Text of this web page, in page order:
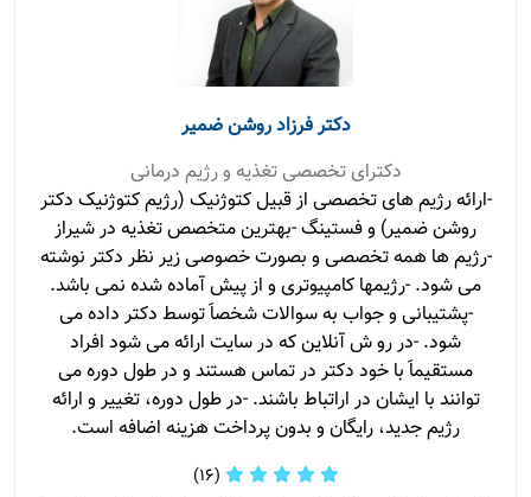
دکتر فرزاد روشن ضمیر
دکترای تخصصی تغذیه و رژیم درمانی
-ارائه رژیم های تخصصی از قبیل کتوژنیک (رژیم کتوژنیک دکتر
روشن ضمیر) و فستینگ -بهترین متخصص تغذیه در شیراز
-رژیم ها همه تخصصی و بصورت خصوصی زیر نظر دکتر نوشته
می شود. -رژیمها کامپیوتری و از پیش آماده شده نمی باشد.
-پشتیبانی و جواب به سوالات شخصاََ توسط دکتر داده می
شود. -در رو ش آنلاین که در سایت ارائه می شود افراد
مستقیماََ با خود دکتر در تماس هستند و در طول دوره می
توانند با ایشان در اراتباط باشند. -در طول دوره، تغییر و ارائه
رژیم جدید، رایگان و بدون پرداخت هزینه اضافه است.
(16)